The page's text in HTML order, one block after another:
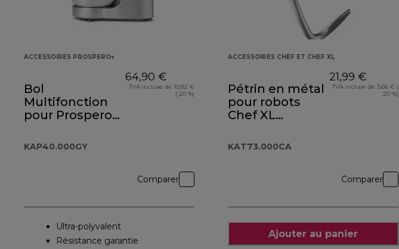
ACCESSOIRES PROSPERO+
Bol
Multifonction
pour Prospero+
KAP40.000GY
64,90 €
TVA incluse de 10,82 €
( 20 %)
Comparer
Ultra-polyvalent
Résistance garantie
ACCESSOIRES CHEF ET CHEF XL
Pétrin en métal
pour robots
Chef XL
KAT73.000CA
21,99 €
TVA incluse de 3,66 € (
20 %)
Comparer
Ajouter au panier